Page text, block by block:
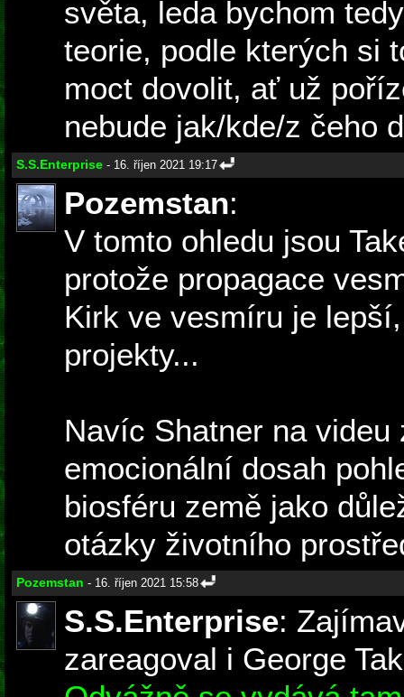
světa, leda bychom
teorie, podle kterých si
moct dovolit, ať už
nebude jak/kde/z čeho
S.S.Enterprise - 16. říjen 2021 19:17
Pozemstan:
V tomto ohledu jsou
protože propagace
Kirk ve vesmíru je
projekty...
Navíc Shatner na
emocionální dosah
biosféru země jako
otázky životního
Pozemstan - 16. říjen 2021 15:58
S.S.Enterprise:
zareagoval i George